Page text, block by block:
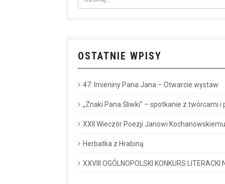
OSTATNIE WPISY
47. Imieniny Pana Jana – Otwarcie wystaw
„Znaki Pana Śliwki” – spotkanie z twórcami i
XXII Wieczór Poezji Janowi Kochanowskiemu
Herbatka z Hrabiną
XXVIII OGÓLNOPOLSKI KONKURS